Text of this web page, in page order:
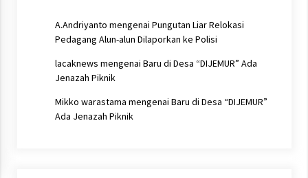
A.Andriyanto mengenai Pungutan Liar Relokasi
Pedagang Alun-alun Dilaporkan ke Polisi
lacaknews mengenai Baru di Desa “DIJEMUR” Ada
Jenazah Piknik
Mikko warastama mengenai Baru di Desa “DIJEMUR”
Ada Jenazah Piknik